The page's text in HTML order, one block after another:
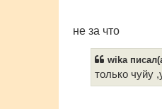
не за что
wika
только чуйу